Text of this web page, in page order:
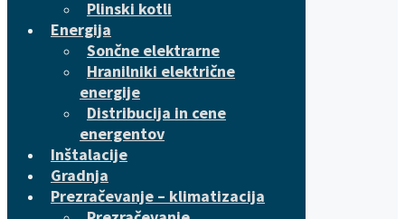
Plinski kotli
Energija
Sončne elektrarne
Hranilniki električne
energije
Distribucija in cene
energentov
Inštalacije
Gradnja
Prezračevanje – klimatizacija